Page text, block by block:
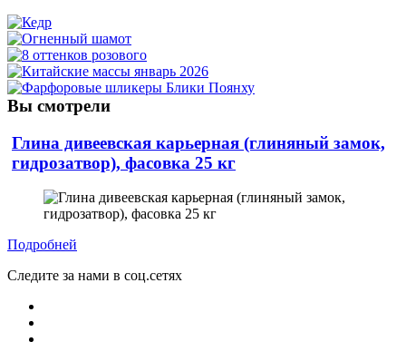
Вы смотрели
Глина дивеевская карьерная (глиняный замок,
гидрозатвор), фасовка 25 кг
Подробней
Следите за нами в соц.сетях